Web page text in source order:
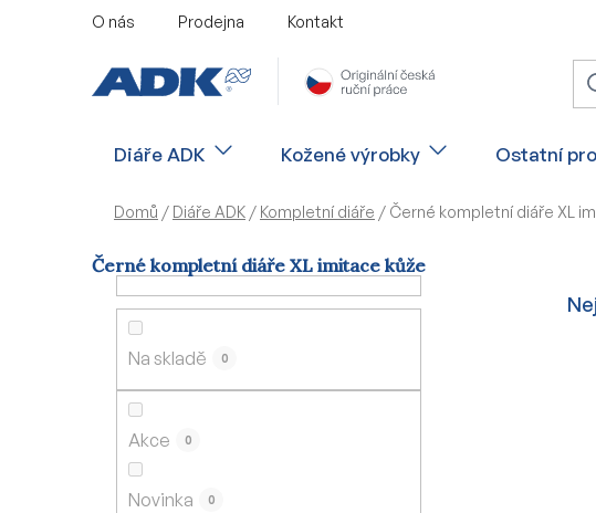
O nás Prodejna Kontakt
Diáře ADK Kožené výrobky Ostatní
Domů / Diáře ADK / Kompletní diáře / Černé kompletní diáře XL
Černé kompletní diáře XL imitace kůže
Na skladě 0
Akce 0
Novinka 0